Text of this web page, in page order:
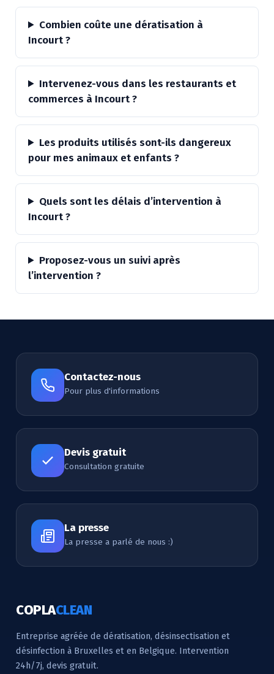
Combien coûte une dératisation à
Incourt ?
Intervenez-vous dans les restaurants et
commerces à Incourt ?
Les produits utilisés sont-ils dangereux
pour mes animaux et enfants ?
Quels sont les délais d’intervention à
Incourt ?
Proposez-vous un suivi après
l’intervention ?
Contactez-nous
Pour plus d'informations
Devis gratuit
Consultation gratuite
La presse
La presse a parlé de nous :)
COPLACLEAN
Entreprise agréée de dératisation, désinsectisation et
désinfection à Bruxelles et en Belgique. Intervention
24h/7j, devis gratuit.